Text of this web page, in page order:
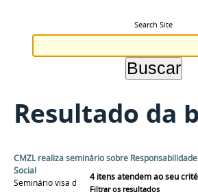
Search Site
Resultado da
4itens atendem ao seu
Filtrar os resultados
CMZL realiza seminário sobre Responsabilidade
Social
Seminário visa discutir o papel da